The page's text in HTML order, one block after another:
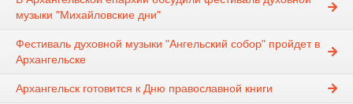
музыки "Михайловские дни"
Фестиваль духовной музыки "Ангельский собор" пройдет в
Архангельске
Архангельск готовится к Дню православной книги